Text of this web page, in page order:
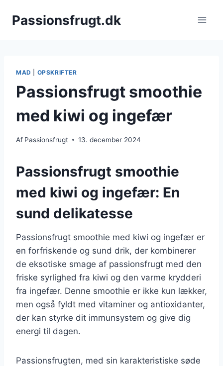
Passionsfrugt.dk
MAD OPSKRIFTER
Passionsfrugt smoothie
med kiwi og ingefær
Af Passionsfrugt 13. december 2024
Passionsfrugt smoothie
med kiwi og ingefær: En
sund delikatesse
Passionsfrugt smoothie med kiwi og ingefær er
en forfriskende og sund drik, der kombinerer
de eksotiske smage af passionsfrugt med den
friske syrlighed fra kiwi og den varme krydderi
fra ingefær. Denne smoothie er ikke kun lækker,
men også fyldt med vitaminer og antioxidanter,
der kan styrke dit immunsystem og give dig
energi til dagen.
Passionsfrugten, med sin karakteristiske søde